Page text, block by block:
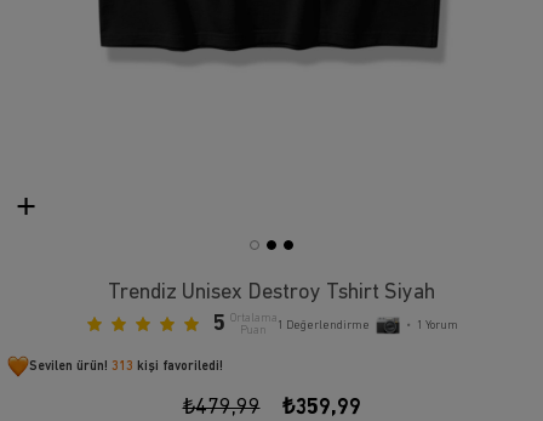
Trendiz Unisex Destroy Tshirt Siyah
5 Ortalama
Puan
1 Değerlendirme • 1 Yorum
Sevilen ürün! 313 kişi favoriledi!
₺479,99 ₺359,99